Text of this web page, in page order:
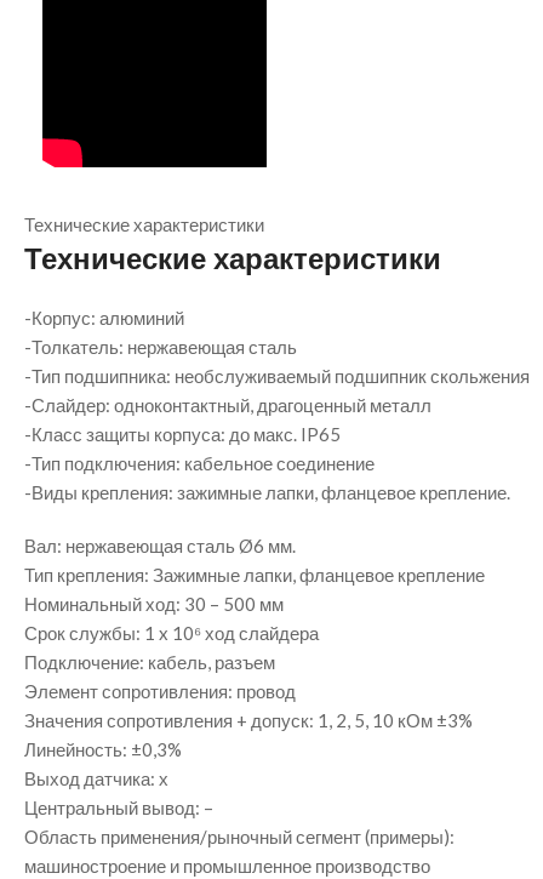
Технические характеристики
Технические характеристики
-Корпус: алюминий
-Толкатель: нержавеющая сталь
-Тип подшипника: необслуживаемый подшипник скольжения
-Слайдер: одноконтактный, драгоценный металл
-Класс защиты корпуса: до макс. IP65
-Тип подключения: кабельное соединение
-Виды крепления: зажимные лапки, фланцевое крепление.
Вал: нержавеющая сталь Ø6 мм.
Тип крепления: Зажимные лапки, фланцевое крепление
Номинальный ход: 30 – 500 мм
Срок службы: 1 x 10⁶ ход слайдера
Подключение: кабель, разъем
Элемент сопротивления: провод
Значения сопротивления + допуск: 1, 2, 5, 10 кОм ±3%
Линейность: ±0,3%
Выход датчика: х
Центральный вывод: –
Область применения/рыночный сегмент (примеры):
машиностроение и промышленное производство